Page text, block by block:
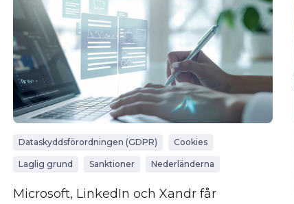
Dataskyddsförordningen (GDPR) Cookies
Laglig grund Sanktioner Nederländerna
Microsoft, LinkedIn och Xandr får